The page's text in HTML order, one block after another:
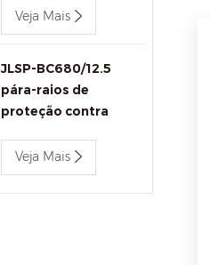
Veja Mais
JLSP-BC680/12.5
pára-raios de
proteção contra
Veja Mais